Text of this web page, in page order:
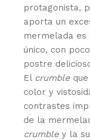
protagonista,
aporta un
mermelada es
único, con
postre
El crumble
color y
contrastes
de la
crumble y la